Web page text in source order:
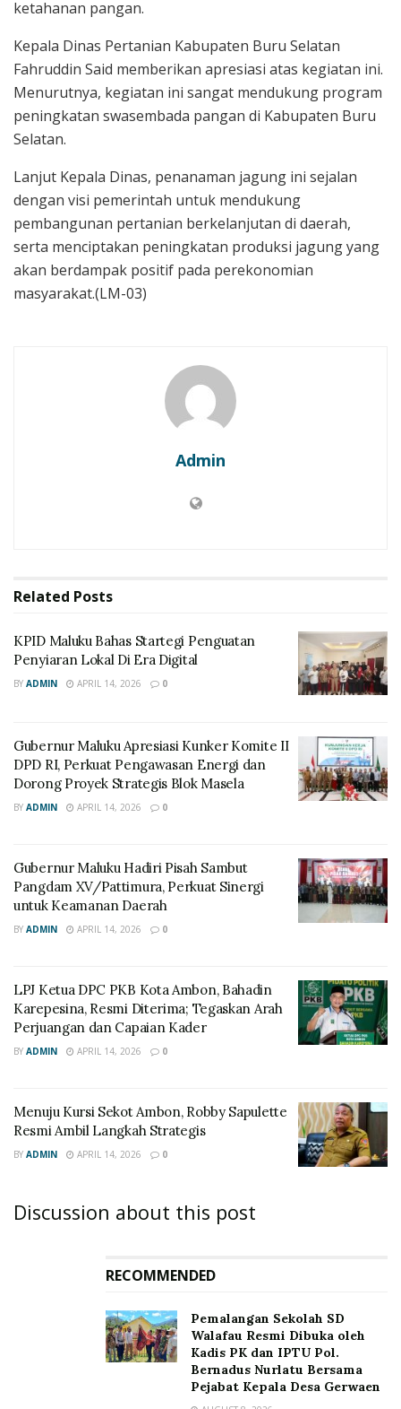
ketahanan pangan.
Kepala Dinas Pertanian Kabupaten Buru Selatan
Fahruddin Said memberikan apresiasi atas kegiatan ini.
Menurutnya, kegiatan ini sangat mendukung program
peningkatan swasembada pangan di Kabupaten Buru
Selatan.
Lanjut Kepala Dinas, penanaman jagung ini sejalan
dengan visi pemerintah untuk mendukung
pembangunan pertanian berkelanjutan di daerah,
serta menciptakan peningkatan produksi jagung yang
akan berdampak positif pada perekonomian
masyarakat.(LM-03)
Admin
Related Posts
KPID Maluku Bahas Startegi Penguatan
Penyiaran Lokal Di Era Digital
BY ADMIN APRIL 14, 2026 0
Gubernur Maluku Apresiasi Kunker Komite II
DPD RI, Perkuat Pengawasan Energi dan
Dorong Proyek Strategis Blok Masela
BY ADMIN APRIL 14, 2026 0
Gubernur Maluku Hadiri Pisah Sambut
Pangdam XV/Pattimura, Perkuat Sinergi
untuk Keamanan Daerah
BY ADMIN APRIL 14, 2026 0
LPJ Ketua DPC PKB Kota Ambon, Bahadin
Karepesina, Resmi Diterima; Tegaskan Arah
Perjuangan dan Capaian Kader
BY ADMIN APRIL 14, 2026 0
Menuju Kursi Sekot Ambon, Robby Sapulette
Resmi Ambil Langkah Strategis
BY ADMIN APRIL 14, 2026 0
Discussion about this post
RECOMMENDED
Pemalangan Sekolah SD
Walafau Resmi Dibuka oleh
Kadis PK dan IPTU Pol.
Bernadus Nurlatu Bersama
Pejabat Kepala Desa Gerwaen